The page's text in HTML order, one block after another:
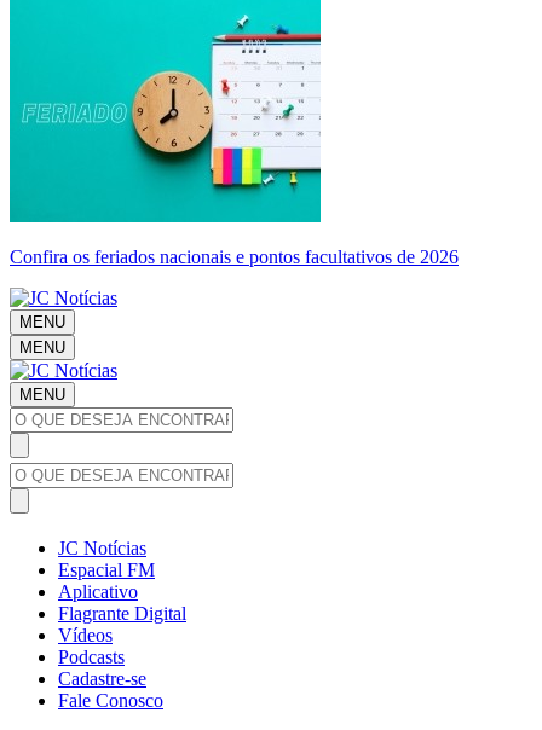
Confira os feriados nacionais e pontos facultativos de 2026
MENU
MENU
MENU
JC Notícias
Espacial FM
Aplicativo
Flagrante Digital
Vídeos
Podcasts
Cadastre-se
Fale Conosco